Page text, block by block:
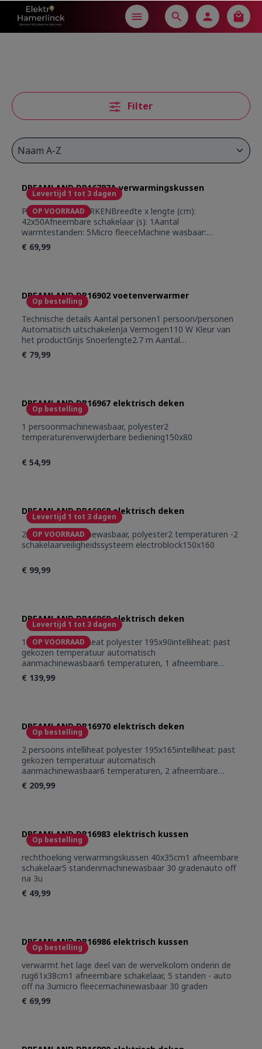
content
Filter
Levertijd 1 tot 3 dagen
OP VOORRAAD
DREAMLAND DR16787A verwarmingskussen
PRODUCTKENMERKENBreedte x lengte (cm):
42x50Afneembare schakelaar (s): 1Aantal
warmtestanden: 5Micro fleeceMachine wasbaar:
30°CBeveiliging tegen overhittingVeilig: Geavanceerde
beveiliging die aan de strengste veiligheidsstandaards
om het gewenste comfort voortdurend te
behouden.AFT Automatic Fast technologie (verwarmt
zeer snel : in 5 min.)Vermogen_(W)_sl: 15
€ 69,99
Op bestelling
DREAMLAND DR16902 voetenverwarmer
Technische details Aantal personen1 persoon/personen
Automatisch uitschakelenJa Vermogen110 W Kleur van
het productGrijs Snoerlengte2.7 m Aantal
temperatuurstanden5 Frequentie50/60 Hz AC invoer
voltage220 - 240 V Voorverwarmingstijd5 min
€ 79,99
Op bestelling
DREAMLAND DR16967 elektrisch deken
1 persoonmachinewasbaar, polyester2
temperaturenverwijderbare bediening150x80
€ 54,99
Levertijd 1 tot 3 dagen
OP VOORRAAD
DREAMLAND DR16968 elektrisch deken
2 persoonsmachinewasbaar, polyester2 temperaturen -2
schakelaarveiligheidssysteem electroblock150x160
€ 99,99
Levertijd 1 tot 3 dagen
OP VOORRAAD
DREAMLAND DR16969 elektrisch deken
1 persoons intelliheat polyester 195x90intelliheat: past
gekozen temperatuur automatisch
aanmachinewasbaar6 temperaturen, 1 afneembare
schakelaarbeveiliging: electroblock, oververhitting
€ 139,99
Op bestelling
DREAMLAND DR16970 elektrisch deken
2 persoons intelliheat polyester 195x165intelliheat: past
gekozen temperatuur automatisch
aanmachinewasbaar6 temperaturen, 2 afneembare
schakelaarsbeveiliging: electroblock, oververhitting
€ 209,99
Op bestelling
DREAMLAND DR16983 elektrisch kussen
rechthoeking verwarmingskussen 40x35cm1 afneembare
schakelaar5 standenmachinewasbaar 30 gradenauto off
na 3u
€ 49,99
Op bestelling
DREAMLAND DR16986 elektrisch kussen
verwarmt het lage deel van de wervelkolom onderin de
rug61x38cm1 afneembare schakelaar, 5 standen - auto
off na 3umicro fleecemachinewasbaar 30 graden
€ 69,99